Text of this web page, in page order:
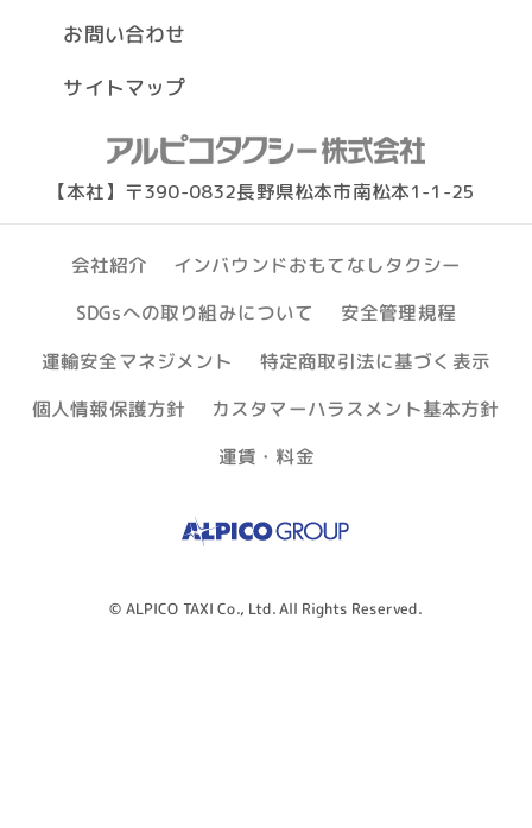
お問い合わせ
サイトマップ
【本社】〒390-0832長野県松本市南松本1-1-25
会社紹介 インバウンドおもてなしタクシー
SDGsへの取り組みについて 安全管理規程
運輸安全マネジメント 特定商取引法に基づく表示
個人情報保護方針 カスタマーハラスメント基本方針
運賃・料金
© ALPICO TAXI Co., Ltd. All Rights Reserved.